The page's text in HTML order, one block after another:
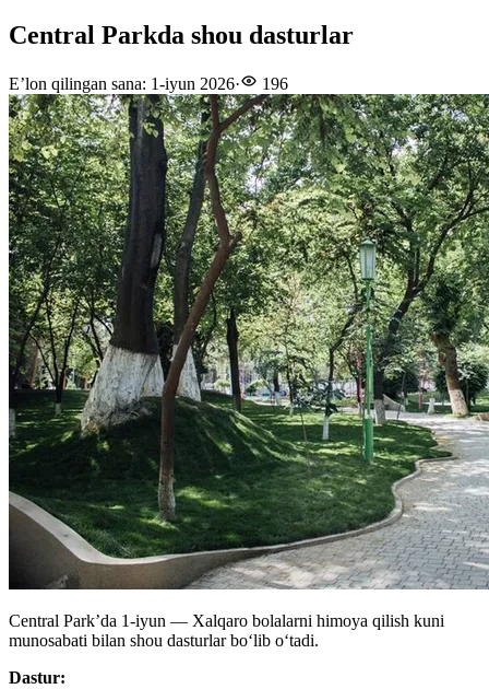
Central Parkda shou dasturlar
E’lon qilingan sana: 1-iyun 2026· 196
Central Park’da 1-iyun — Xalqaro bolalarni himoya qilish kuni
munosabati bilan shou dasturlar boʻlib oʻtadi.
Dastur: